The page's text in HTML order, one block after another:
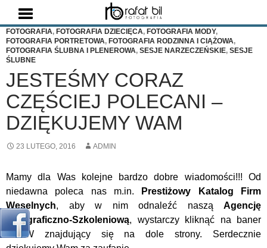
FOTOGRAFIA, FOTOGRAFIA DZIECIĘCA, FOTOGRAFIA MODY,
FOTOGRAFIA PORTRETOWA, FOTOGRAFIA RODZINNA I CIĄŻOWA,
FOTOGRAFIA ŚLUBNA I PLENEROWA, SESJE NARZECZEŃSKIE, SESJE
ŚLUBNE
JESTEŚMY CORAZ
CZĘŚCIEJ POLECANI –
DZIĘKUJEMY WAM
23 LUTEGO, 2016 ADMIN
Mamy dla Was kolejne bardzo dobre wiadomości!!! Od
niedawna poleca nas m.in.
Prestiżowy Katalog Firm
Weselnych, aby w nim odnaleźć naszą Agencję
Fotograficzno-Szkoleniową, wystarczy kliknąć na baner
PKFW znajdujący się na dole strony. Serdecznie